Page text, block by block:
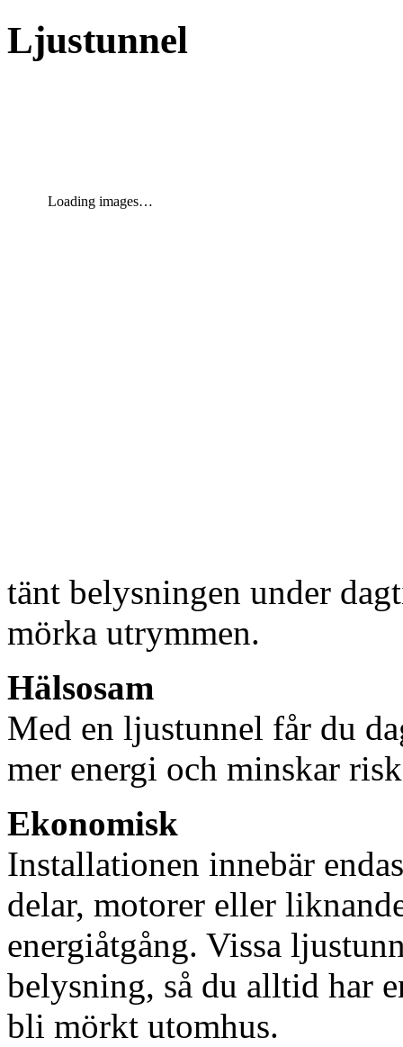
Ljustunnel
Loading images…
tänt belysningen under
mörka utrymmen.
Hälsosam
Med en ljustunnel får du
mer energi och minskar
Ekonomisk
Installationen innebär
delar, motorer eller
energiåtgång. Vissa
belysning, så du alltid har
bli mörkt utomhus.